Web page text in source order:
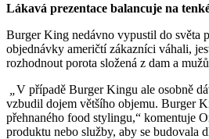
Lákavá prezentace balancuje na
Burger King nedávno vypustil do světa
objednávky američtí zákazníci váhali,
rozhodnout porota složená z dam a
V případě Burger Kingu ale osobně
vzbudil dojem většího objemu. Burger
přehnaného food stylingu,“ komentuje
produktu nebo služby, aby se budovala